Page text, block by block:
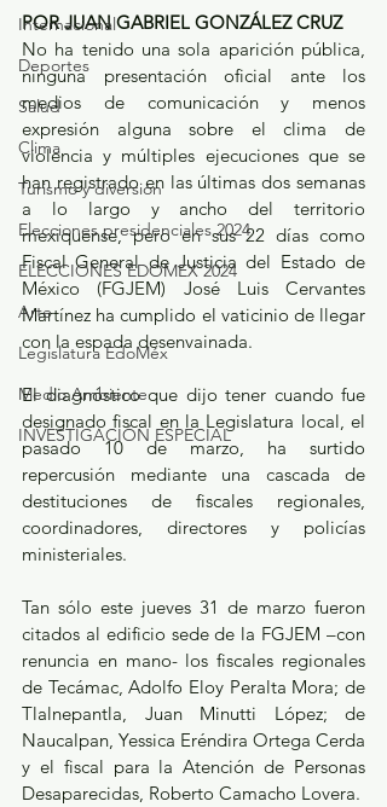
Internacional
Deportes
Salud
Clima
Turismo y diversión
Elecciones presidenciales 2024
ELECCIONES EDOMEX 2024
Arte
Legislatura EdoMéx
Medio Ambiente
INVESTIGACIÓN ESPECIAL
POR JUAN GABRIEL GONZÁLEZ CRUZ
No ha tenido una sola aparición pública,
ninguna presentación oficial ante los
medios de comunicación y menos
expresión alguna sobre el clima de
violencia y múltiples ejecuciones que se
han registrado en las últimas dos semanas
a lo largo y ancho del territorio
mexiquense, pero en sus 22 días como
Fiscal General de Justicia del Estado de
México (FGJEM) José Luis Cervantes
Martínez ha cumplido el vaticinio de llegar
con la espada desenvainada.
El diagnóstico que dijo tener cuando fue
designado fiscal en la Legislatura local, el
pasado 10 de marzo, ha surtido
repercusión mediante una cascada de
destituciones de fiscales regionales,
coordinadores, directores y policías
ministeriales.
Tan sólo este jueves 31 de marzo fueron
citados al edificio sede de la FGJEM –con
renuncia en mano- los fiscales regionales
de Tecámac, Adolfo Eloy Peralta Mora; de
Tlalnepantla, Juan Minutti López; de
Naucalpan, Yessica Eréndira Ortega Cerda
y el fiscal para la Atención de Personas
Desaparecidas, Roberto Camacho Lovera.